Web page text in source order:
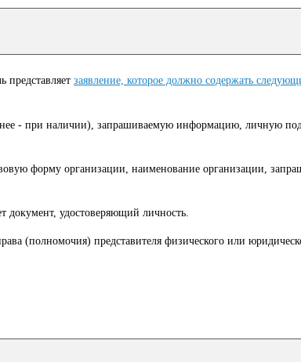
представляет заявление, которое должно содержать
- при наличии), запрашиваемую информацию, личную
форму организации, наименование организации,
документ, удостоверяющий личность.
(полномочия) представителя физического или